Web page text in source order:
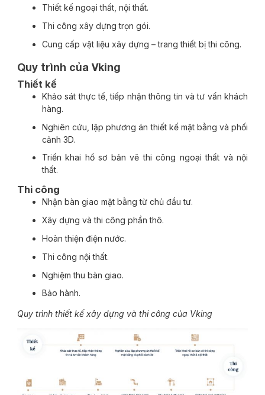
Thiết kế ngoại thất, nội thất.
Thi công xây dựng trọn gói.
Cung cấp vật liệu xây dựng – trang thiết bị thi công.
Quy trình của Vking
Thiết kế
Khảo sát thực tế, tiếp nhận thông tin và tư vấn khách
hàng.
Nghiên cứu, lập phương án thiết kế mặt bằng và phối
cảnh 3D.
Triển khai hồ sơ bản vẽ thi công ngoại thất và nội
thất.
Thi công
Nhận bàn giao mặt bằng từ chủ đầu tư.
Xây dựng và thi công phần thô.
Hoàn thiện điện nước.
Thi công nội thất.
Nghiệm thu bàn giao.
Bảo hành.
Quy trình thiết kế xây dựng và thi công của Vking